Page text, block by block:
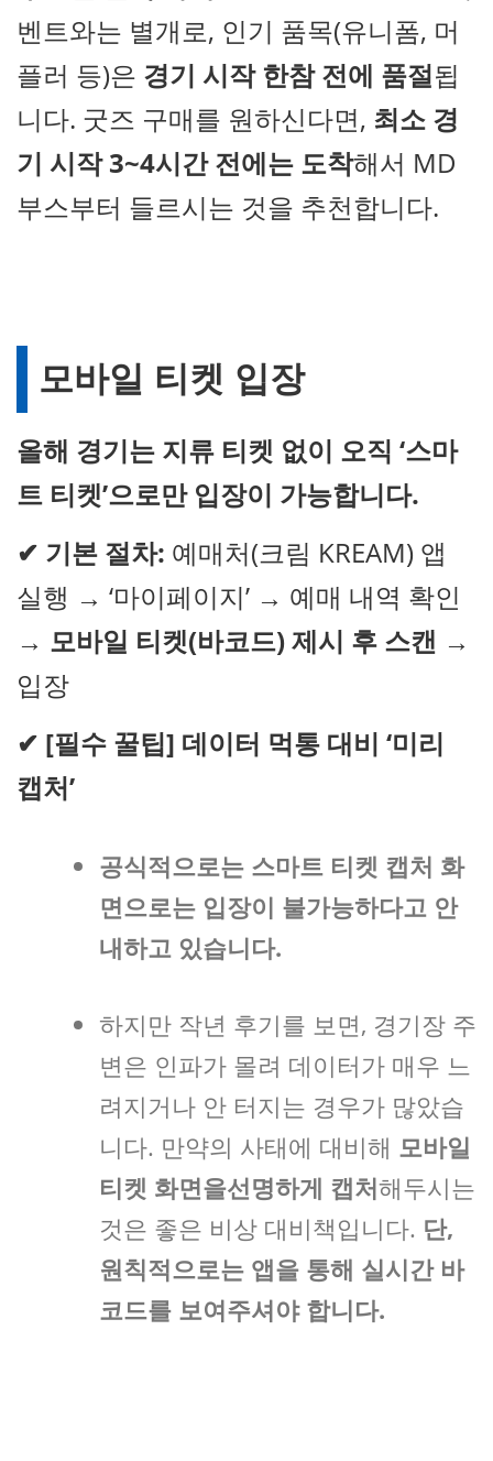
벤트와는 별개로, 인기 품목(유니폼, 머
플러 등)은 경기 시작 한참 전에 품절됩
니다. 굿즈 구매를 원하신다면, 최소 경
기 시작 3~4시간 전에는 도착해서 MD
부스부터 들르시는 것을 추천합니다.
모바일 티켓 입장
올해 경기는 지류 티켓 없이 오직 ‘스마
트 티켓’으로만 입장이 가능합니다.
✔ 기본 절차: 예매처(크림 KREAM) 앱
실행 → ‘마이페이지’ → 예매 내역 확인
→ 모바일 티켓(바코드) 제시 후 스캔 →
입장
✔ [필수 꿀팁] 데이터 먹통 대비 ‘미리
캡처’
공식적으로는 스마트 티켓 캡처 화
면으로는 입장이 불가능하다고 안
내하고 있습니다.
하지만 작년 후기를 보면, 경기장 주
변은 인파가 몰려 데이터가 매우 느
려지거나 안 터지는 경우가 많았습
니다. 만약의 사태에 대비해 모바일
티켓 화면을선명하게 캡처해두시는
것은 좋은 비상 대비책입니다. 단,
원칙적으로는 앱을 통해 실시간 바
코드를 보여주셔야 합니다.